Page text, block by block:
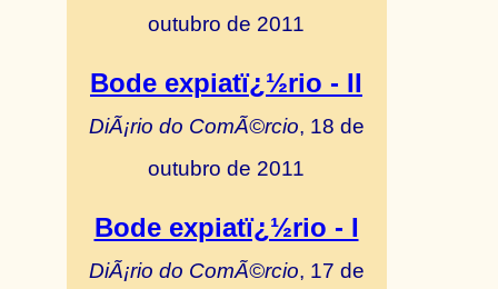
outubro de 2011
Bode expiatï¿½rio - II
DiÃ¡rio do ComÃ©rcio, 18 de
outubro de 2011
Bode expiatï¿½rio - I
DiÃ¡rio do ComÃ©rcio, 17 de